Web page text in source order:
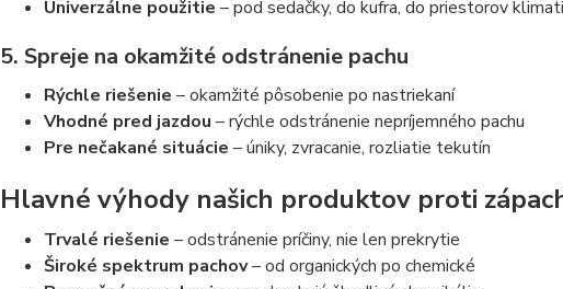
Univerzálne použitie – pod sedačky, do kufra, do priestorov
5. Spreje na okamžité odstránenie pachu
Rýchle riešenie – okamžité pôsobenie po nastriekaní
Vhodné pred jazdou – rýchle odstránenie nepríjemného pachu
Pre nečakané situácie – úniky, zvracanie, rozliatie tekutín
Hlavné výhody našich produktov proti
Trvalé riešenie – odstránenie príčiny, nie len prekrytie
Široké spektrum pachov– od organických po chemické